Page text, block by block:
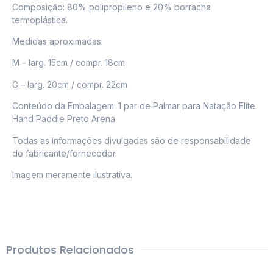
Composição: 80% polipropileno e 20% borracha
termoplástica.
Medidas aproximadas:
M – larg. 15cm / compr. 18cm
G – larg. 20cm / compr. 22cm
Conteúdo da Embalagem: 1 par de Palmar para Natação Elite
Hand Paddle Preto Arena
Todas as informações divulgadas são de responsabilidade
do fabricante/fornecedor.
Imagem meramente ilustrativa.
Produtos Relacionados